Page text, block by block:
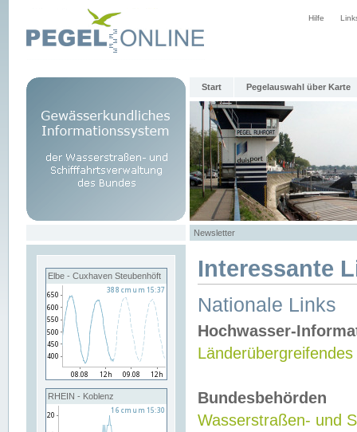
Hilfe
Start Pegelauswahl über Karte
Newsletter
Elbe - Cuxhaven Steubenhöft
RHEIN - Koblenz
Interessante
Nationale Links
Hochwasser-
Bundesbehörden
Wasserstraßen- und